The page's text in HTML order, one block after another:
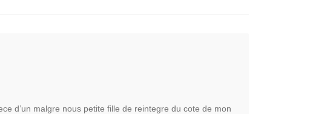
d’un malgre nous petite fille de reintegre du cote de mon